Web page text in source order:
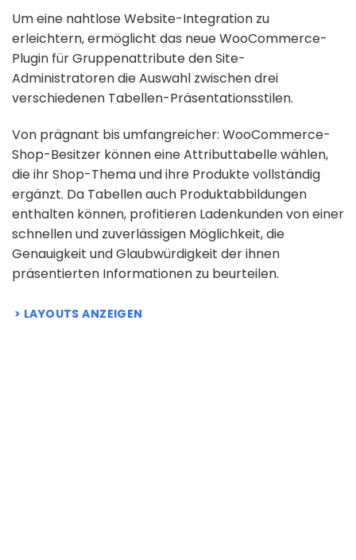
Um eine nahtlose Website-Integration zu
erleichtern, ermöglicht das neue WooCommerce-
Plugin für Gruppenattribute den Site-
Administratoren die Auswahl zwischen drei
verschiedenen Tabellen-Präsentationsstilen.
Von prägnant bis umfangreicher: WooCommerce-
Shop-Besitzer können eine Attributtabelle wählen,
die ihr Shop-Thema und ihre Produkte vollständig
ergänzt. Da Tabellen auch Produktabbildungen
enthalten können, profitieren Ladenkunden von einer
schnellen und zuverlässigen Möglichkeit, die
Genauigkeit und Glaubwürdigkeit der ihnen
präsentierten Informationen zu beurteilen.
LAYOUTS ANZEIGEN